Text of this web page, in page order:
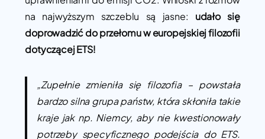
na najwyższym szczeblu są jasne: udało się
doprowadzić do przełomu w europejskiej filozofii
dotyczącej ETS!
„Zupełnie zmieniła się filozofia – powstała
bardzo silna grupa państw, która skłoniła takie
kraje jak np. Niemcy, aby nie kwestionowały
potrzeby specyficznego podejścia do ETS.